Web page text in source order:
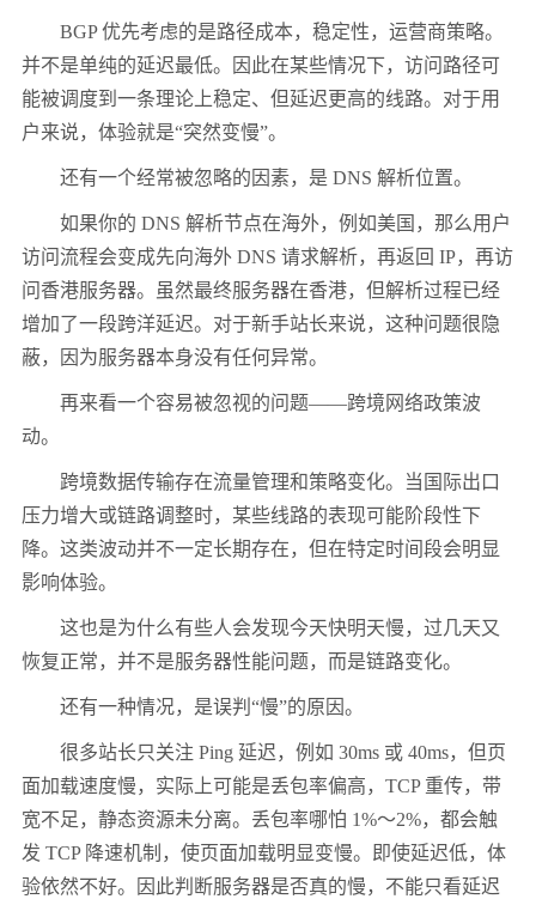
BGP 优先考虑的是路径成本，稳定性，运营商策略。
并不是单纯的延迟最低。因此在某些情况下，访问路径可
能被调度到一条理论上稳定、但延迟更高的线路。对于用
户来说，体验就是“突然变慢”。
还有一个经常被忽略的因素，是 DNS 解析位置。
如果你的 DNS 解析节点在海外，例如美国，那么用户
访问流程会变成先向海外 DNS 请求解析，再返回 IP，再访
问香港服务器。虽然最终服务器在香港，但解析过程已经
增加了一段跨洋延迟。对于新手站长来说，这种问题很隐
蔽，因为服务器本身没有任何异常。
再来看一个容易被忽视的问题——跨境网络政策波
动。
跨境数据传输存在流量管理和策略变化。当国际出口
压力增大或链路调整时，某些线路的表现可能阶段性下
降。这类波动并不一定长期存在，但在特定时间段会明显
影响体验。
这也是为什么有些人会发现今天快明天慢，过几天又
恢复正常，并不是服务器性能问题，而是链路变化。
还有一种情况，是误判“慢”的原因。
很多站长只关注 Ping 延迟，例如 30ms 或 40ms，但页
面加载速度慢，实际上可能是丢包率偏高，TCP 重传，带
宽不足，静态资源未分离。丢包率哪怕 1%～2%，都会触
发 TCP 降速机制，使页面加载明显变慢。即使延迟低，体
验依然不好。因此判断服务器是否真的慢，不能只看延迟